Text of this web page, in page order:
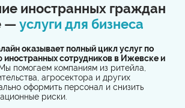
иностранных граждан
—услуги для бизнеса
оказывает полный цикл услуг по
иностранных сотрудников в Ижевске и
Мы помогаем компаниям из ритейла,
агросектора и других
оформить персонал и снизить
риски.